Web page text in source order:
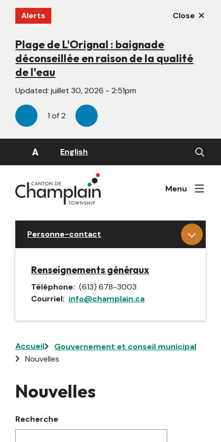
Aller
principal
Alerts Close
Plage de L'Orignal : baignade
déconseillée en raison de la qualité
de l'eau
Updated:juillet 30, 2026 - 2:51pm
Nouveau site Web en construction
Updated:juin 22, 2026 - 4:55pm
Previous
1 of2 Next
A English
Open
the
search
Menu
Personne-contact
Renseignements généraux
Téléphone (613) 678-3003
Courriel
info@champlain.ca
Fil
Accueil
Gouvernement et conseil municipal
Nouvelles
Nouvelles
Recherche